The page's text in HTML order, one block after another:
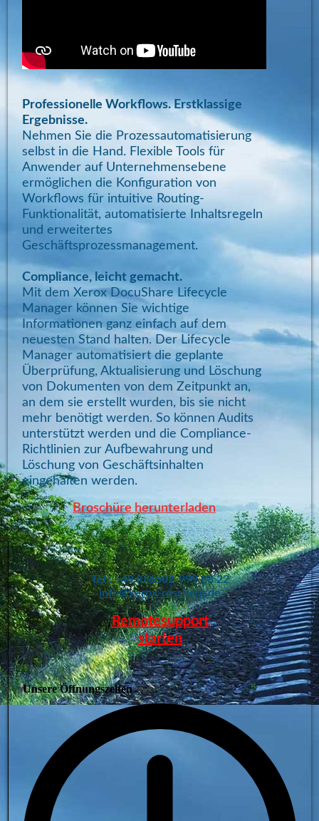
Professionelle Workflows. Erstklassige
Ergebnisse.
Nehmen Sie die Prozessautomatisierung
selbst in die Hand. Flexible Tools für
Anwender auf Unternehmensebene
ermöglichen die Konfiguration von
Workflows für intuitive Routing-
Funktionalität, automatisierte Inhaltsregeln
und erweitertes
Geschäftsprozessmanagement.
Compliance, leicht gemacht.
Mit dem Xerox DocuShare Lifecycle
Manager können Sie wichtige
Informationen ganz einfach auf dem
neuesten Stand halten. Der Lifecycle
Manager automatisiert die geplante
Überprüfung, Aktualisierung und Löschung
von Dokumenten von dem Zeitpunkt an,
an dem sie erstellt wurden, bis sie nicht
mehr benötigt werden. So können Audits
unterstützt werden und die Compliance-
Richtlinien zur Aufbewahrung und
Löschung von Geschäftsinhalten
eingehalten werden.
Broschüre herunterladen
Tel.: +49 (0)6502-999 88 22
info@xerox-rossberg.de
Remotesupport
starten
Unsere Öffnungszeiten